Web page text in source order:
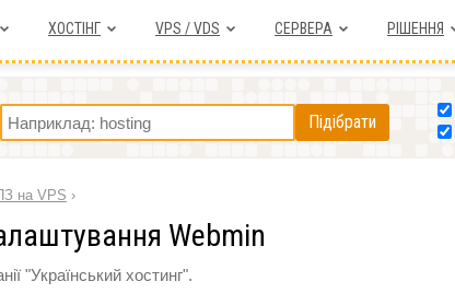
ХОСТIНГ VPS / VDS СЕРВЕРА РІШЕННЯ
Підібрати
на VPS ›
Webmin
"Український хостинг".